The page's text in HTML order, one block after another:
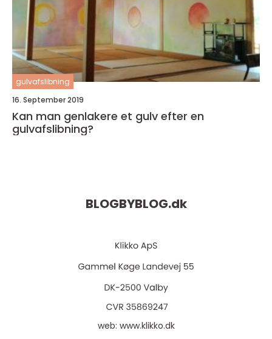
gulvafslibning
16. September 2019
Kan man genlakere et gulv efter en
gulvafslibning?
BLOGBYBLOG.dk
web: www.klikko.dk